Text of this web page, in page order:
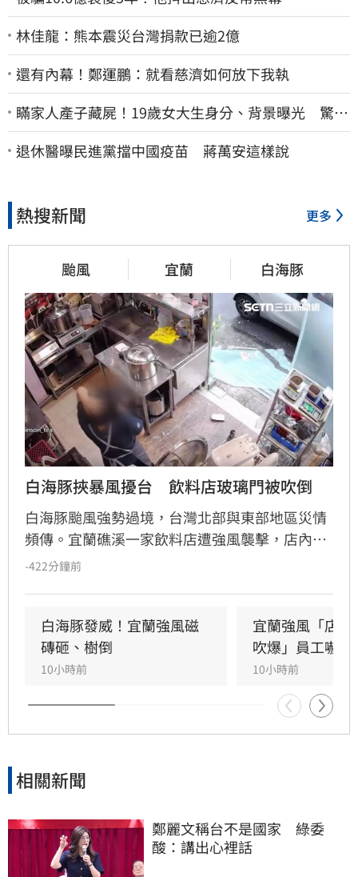
林佳龍：熊本震災台灣捐款已逾2億
還有內幕！鄭運鵬：就看慈濟如何放下我執
瞞家人產子藏屍！19歲女大生身分、背景曝光 驚見
「產檢紀錄全空白」
退休醫曝民進黨擋中國疫苗 蔣萬安這樣說
熱搜新聞 更多
颱風 宜蘭 白海豚
白海豚挾暴風擾台　飲料店玻璃門被吹倒
白海豚颱風強勢過境，台灣北部與東部地區災情
頻傳。宜蘭礁溪一家飲料店遭強風襲擊，店內玻
璃門瞬間碎裂，店員飽受驚嚇，目前只能先以木
浪花吞沒跌倒，驚險畫面曝光引發網友撻伐。海
巡署對此嚴正呼籲，颱風期間切勿闖入警戒區，
違者最高可處25萬元罰鍰。
-422分鐘前
白海豚發威！宜蘭強風磁
磚砸、樹倒
10小時前
宜蘭強風「店
吹爆」員工嚇抱
10小時前
相關新聞
鄭麗文稱台不是國家　綠委
酸：講出心裡話